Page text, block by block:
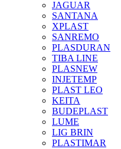
JAGUAR
SANTANA
XPLAST
SANREMO
PLASDURAN
TIBA LINE
PLASNEW
INJETEMP
PLAST LEO
KEITA
BUDEPLAST
LUME
LIG BRIN
PLASTIMAR